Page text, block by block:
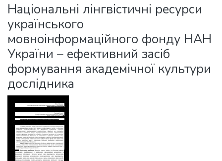
Statistics
Національні лінгвістичні ресурси
українського
мовноінформаційного фонду НАН
України – ефективний засіб
формування академічної культури
дослідника